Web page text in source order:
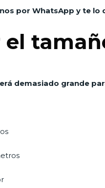
por WhatsApp y te lo
el
demasiado grande